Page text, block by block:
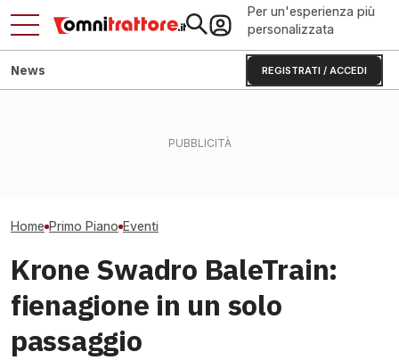
Per un'esperienza più
personalizzata
REGISTRATI / ACCEDI
News
Home Primo Piano Eventi
Krone Swadro BaleTrain:
fienagione in un solo
passaggio